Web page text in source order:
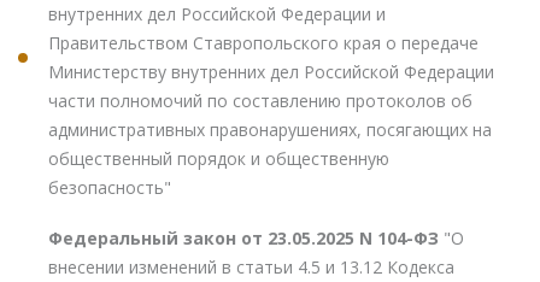
внутренних дел Российской Федерации и
Правительством Ставропольского края о передаче
Министерству внутренних дел Российской Федерации
части полномочий по составлению протоколов об
административных правонарушениях, посягающих на
общественный порядок и общественную
безопасность"
Федеральный закон от 23.05.2025 N 104-ФЗ "О
внесении изменений в статьи 4.5 и 13.12 Кодекса